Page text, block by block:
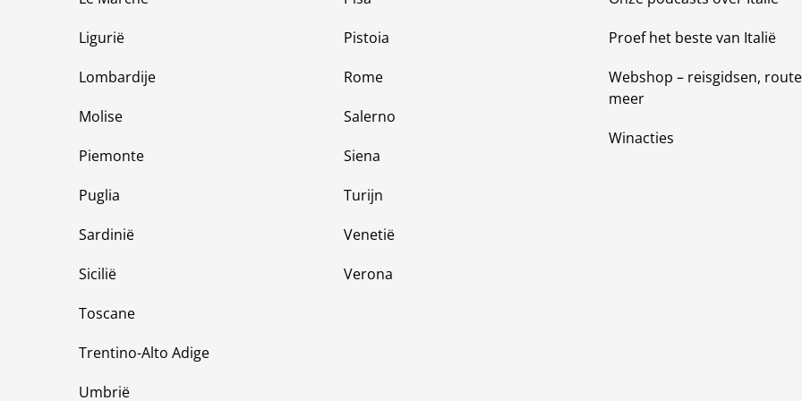
Ligurië
Lombardije
Molise
Piemonte
Puglia
Sardinië
Sicilië
Toscane
Trentino-Alto Adige
Umbrië
Pistoia
Rome
Salerno
Siena
Turijn
Venetië
Verona
Proef het beste van Italië
Webshop – reisgidsen,
meer
Winacties